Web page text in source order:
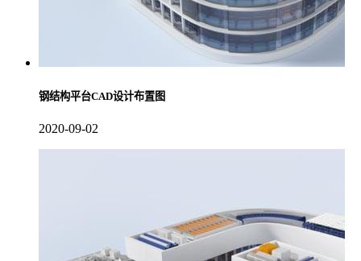
钢结构平台CAD设计布置图
2020-09-02